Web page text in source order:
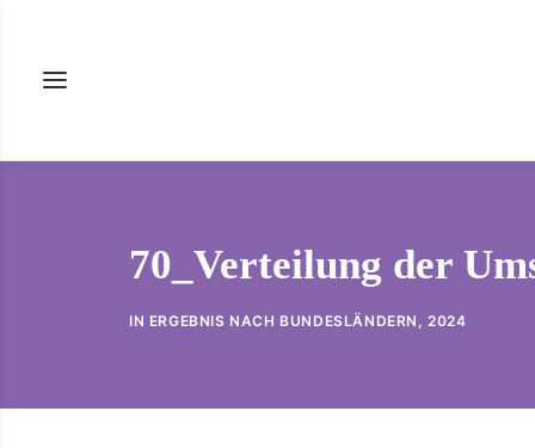
70_Verteilung der
IN ERGEBNIS NACH BUNDESLÄNDERN ,2024